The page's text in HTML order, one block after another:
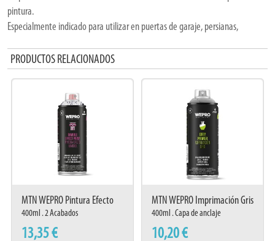
pintura.
Especialmente indicado para utilizar en puertas de garaje, persianas,
También puede usarse en automoción para la imprimación de metales como
cuadros de bicicleta,coche, automóvil, moto o cualquier vehículo compatible.
Características: Es ideal como capa de anclaje antes de utilizar nuestras
pinturas, le proporciona durabilidad y hace que la pintura no salte ni se
escarche. También se puede utilizar como imprimación para superficies
plásticas de poliamida, fibras de carbono, epoxi, poliéster, acrilato, PVC, PC y
Beneficios:
· Buena adherencia
PRODUCTOS RELACIONADOS
MTN WEPRO Pintura Efecto
Mármol
400ml . 2 Acabados
13,35 €
MTN WEPRO Imprimación Gris
400ml . Capa de anclaje
10,20 €